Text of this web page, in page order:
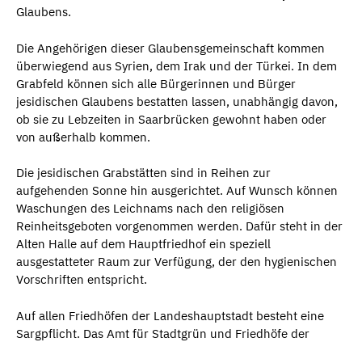
Glaubens.
Die Angehörigen dieser Glaubensgemeinschaft kommen
überwiegend aus Syrien, dem Irak und der Türkei. In dem
Grabfeld können sich alle Bürgerinnen und Bürger
jesidischen Glaubens bestatten lassen, unabhängig davon,
ob sie zu Lebzeiten in Saarbrücken gewohnt haben oder
von außerhalb kommen.
Die jesidischen Grabstätten sind in Reihen zur
aufgehenden Sonne hin ausgerichtet. Auf Wunsch können
Waschungen des Leichnams nach den religiösen
Reinheitsgeboten vorgenommen werden. Dafür steht in der
Alten Halle auf dem Hauptfriedhof ein speziell
ausgestatteter Raum zur Verfügung, der den hygienischen
Vorschriften entspricht.
Auf allen Friedhöfen der Landeshauptstadt besteht eine
Sargpflicht. Das Amt für Stadtgrün und Friedhöfe der